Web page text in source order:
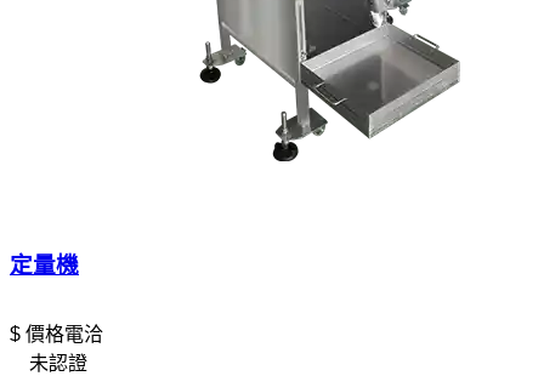
定量機
$ 價格電洽
未認證